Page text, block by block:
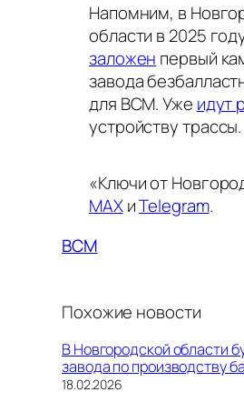
Напомним, в
области в 2025
заложен первый
завода
для ВСМ. Уже идут
устройству трассы.
«Ключи от
MAXиTelegram.
ВСМ
Похожие новости
В Новгородской области
завода по производству
Дата
18.02.2026